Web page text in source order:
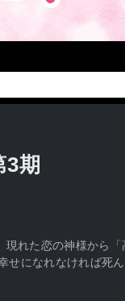
期
れた恋の神様から
せになれなければ